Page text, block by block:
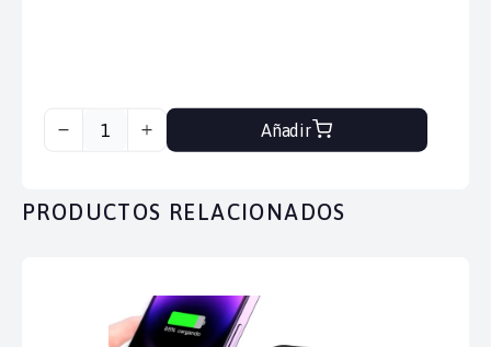
Añadir
PRODUCTOS RELACIONADOS